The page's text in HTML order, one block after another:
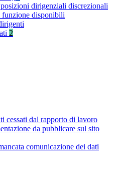
dirigenziali discrezionali
funzione disponibili
2
cessati dal rapporto di lavoro
da pubblicare sul sito
comunicazione dei dati